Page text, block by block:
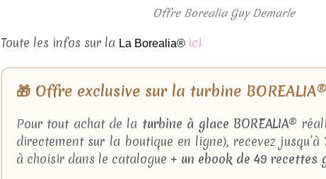
Offre Borealia Guy Demarle
Toute les infos sur la La Borealia® ici
🎁 Offre exclusive sur la turbine BOREALIA®
Pour tout achat de la turbine à glace BOREALIA®
directement sur la boutique en ligne), recevez jusqu’à
à choisir dans le catalogue + un ebook de 49 recettes